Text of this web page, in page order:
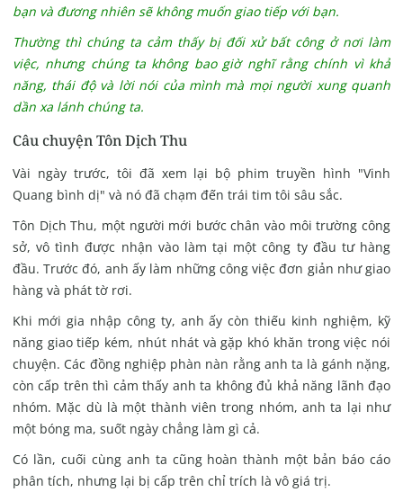
bạn và đương nhiên sẽ không muốn giao tiếp với bạn.
Thường thì chúng ta cảm thấy bị đối xử bất công ở nơi làm
việc, nhưng chúng ta không bao giờ nghĩ rằng chính vì khả
năng, thái độ và lời nói của mình mà mọi người xung quanh
dần xa lánh chúng ta.
Câu chuyện Tôn Dịch Thu
Vài ngày trước, tôi đã xem lại bộ phim truyền hình "Vinh
Quang bình dị" và nó đã chạm đến trái tim tôi sâu sắc.
Tôn Dịch Thu, một người mới bước chân vào môi trường công
sở, vô tình được nhận vào làm tại một công ty đầu tư hàng
đầu.Trước đó, anh ấy làm những công việc đơn giản như giao
hàng và phát tờ rơi.
Khi mới gia nhập công ty, anh ấy còn thiếu kinh nghiệm, kỹ
năng giao tiếp kém, nhút nhát và gặp khó khăn trong việc nói
chuyện. Các đồng nghiệp phàn nàn rằng anh ta là gánh nặng,
còn cấp trên thì cảm thấy anh ta không đủ khả năng lãnh đạo
nhóm. Mặc dù là một thành viên trong nhóm, anh ta lại như
một bóng ma, suốt ngày chẳng làm gì cả.
Có lần, cuối cùng anh ta cũng hoàn thành một bản báo cáo
phân tích, nhưng lại bị cấp trên chỉ trích là vô giá trị.